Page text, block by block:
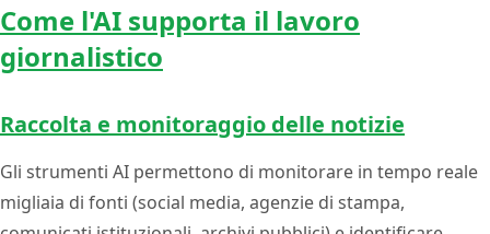
Come l'AI supporta il lavoro
giornalistico
Raccolta e monitoraggio delle notizie
Gli strumenti AI permettono di monitorare in tempo reale
migliaia di fonti (social media, agenzie di stampa,